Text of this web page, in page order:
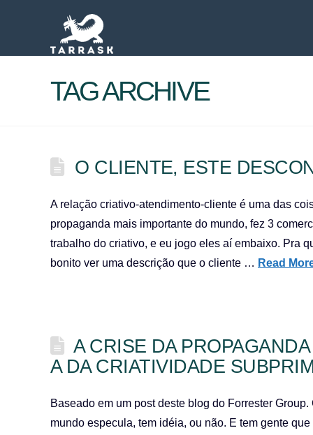
TAG ARCHIVE
O CLIENTE, ESTE
A relação criativo-atendimento-cliente é uma das
propaganda mais importante do mundo, fez 3
trabalho do criativo, e eu jogo eles aí embaixo. Pra
bonito ver uma descrição que o cliente … Read
A CRISE DA
A DA CRIATIVIDADE
Baseado em um post deste blog do Forrester
mundo especula, tem idéia, ou não. E tem gente